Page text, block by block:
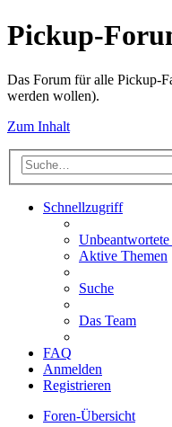
Pickup-
Das Forum für alle Pickup-
werden wollen).
Zum Inhalt
Schnellzugriff
Aktive Themen
Suche
Das Team
FAQ
Anmelden
Registrieren
Foren-Übersicht